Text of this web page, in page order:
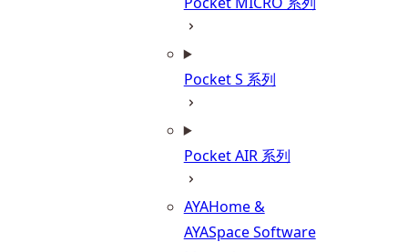
Pocket S 系列
Pocket AIR 系列
AYAHome &
AYASpace Software